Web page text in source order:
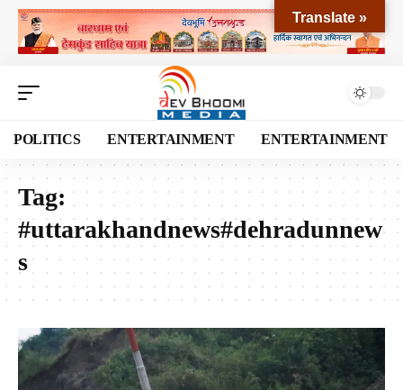
POLITICS ENTERTAINMENT ENTERTAINMENT
Tag:
#uttarakhandnews#dehradunnew
s
Translate »